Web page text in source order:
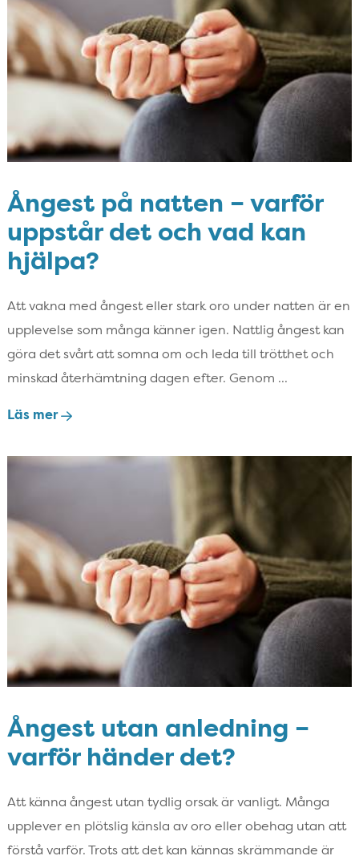
Ångest på natten – varför
uppstår det och vad kan
hjälpa?
Att vakna med ångest eller stark oro under natten är en
upplevelse som många känner igen. Nattlig ångest kan
göra det svårt att somna om och leda till trötthet och
minskad återhämtning dagen efter. Genom ...
Läs mer
Ångest utan anledning –
varför händer det?
Att känna ångest utan tydlig orsak är vanligt. Många
upplever en plötslig känsla av oro eller obehag utan att
förstå varför. Trots att det kan kännas skrämmande är